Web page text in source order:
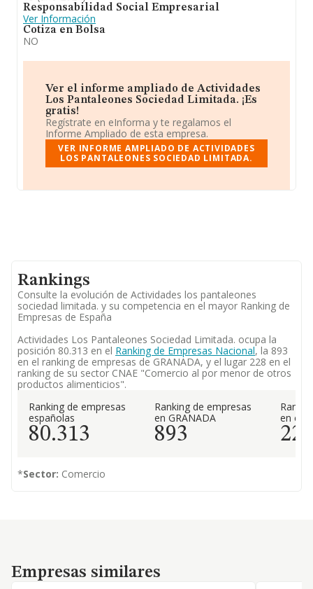
Responsabilidad Social Empresarial
Ver Información
Cotiza en Bolsa
NO
Ver el informe ampliado de Actividades
Los Pantaleones Sociedad Limitada. ¡Es
gratis!
Regístrate en eInforma y te regalamos el
Informe Ampliado de esta empresa.
VER INFORME AMPLIADO DE ACTIVIDADES
LOS PANTALEONES SOCIEDAD LIMITADA.
Rankings
Consulte la evolución de Actividades los pantaleones
sociedad limitada. y su competencia en el mayor Ranking de
Empresas de España
Actividades Los Pantaleones Sociedad Limitada. ocupa la
posición 80.313 en el Ranking de Empresas Nacional, la 893
en el ranking de empresas de GRANADA, y el lugar 228 en el
ranking de su sector CNAE "Comercio al por menor de otros
productos alimenticios".
Ranking de empresas
españolas
80.313
Ranking de empresas
en GRANADA
893
en el
228
*Sector: Comercio
Empresas similares
Empresas similares